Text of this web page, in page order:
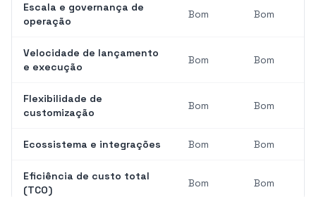
Escala e governança de
operação
Bom Bom
Velocidade de lançamento
e execução
Bom Bom
Flexibilidade de
customização
Bom Bom
Ecossistema e integrações Bom Bom
Eficiência de custo total
(TCO)
Bom Bom